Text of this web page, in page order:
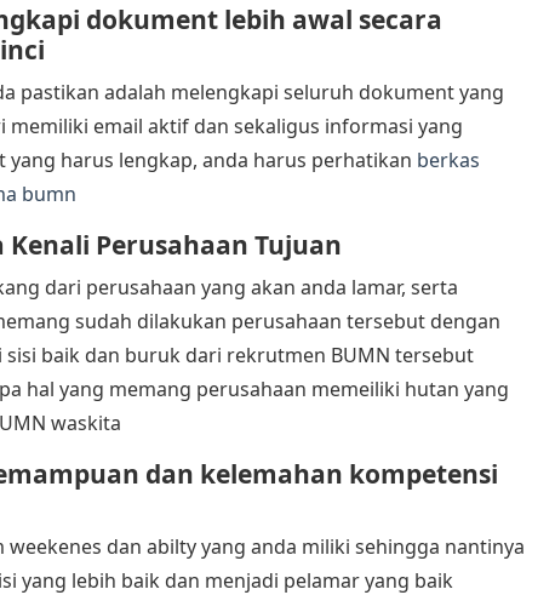
dokument lebih awal secara
pastikan adalah melengkapi seluruh dokument yang
email aktif dan sekaligus informasi yang
harus lengkap, anda harus perhatikan berkas
bumn
Kenali Perusahaan Tujuan
dari perusahaan yang akan anda lamar, serta
sudah dilakukan perusahaan tersebut dengan
baik dan buruk dari rekrutmen BUMN tersebut
hal yang memang perusahaan memeiliki hutan yang
waskita
dan kelemahan kompetensi
weekenes dan abilty yang anda miliki sehingga nantinya
yang lebih baik dan menjadi pelamar yang baik